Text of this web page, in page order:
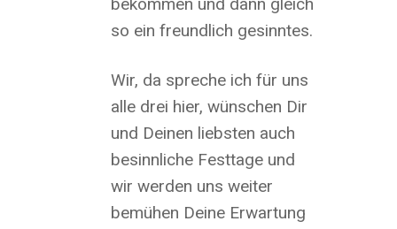
so ein freundlich gesinntes.
Wir, da spreche ich für uns
alle drei hier, wünschen Dir
und Deinen liebsten auch
besinnliche Festtage und
wir werden uns weiter
bemühen Deine Erwartung